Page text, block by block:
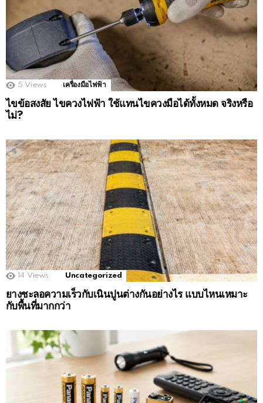
5 Views เครื่องมือไฟฟ้า
ไขข้อสงสัย ไขควงไฟฟ้า ใช้แทนไขควงมือได้ทั้งหมด จริงหรือ
ไม่?
14 Views Uncategorized
ยางชะลอความเร็วกับเนินปูนต่างกันอย่างไร แบบไหนเหมาะ
กับพื้นที่มากกว่า